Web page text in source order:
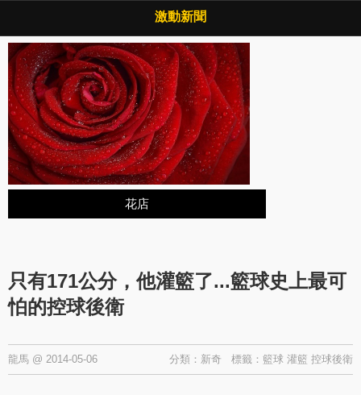
激動新聞
花店
只有171公分，他灌籃了...籃球史上最可
怕的控球後衛
分類： 新奇 標籤： 籃球 灌籃 控球後衛
龍馬 @ 2014-05-06
Copyright © 2026 ·激動新聞